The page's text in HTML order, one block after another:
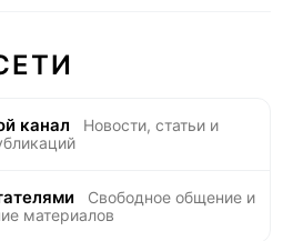
канал
Новости, статьи и
Свободное общение и
материалов